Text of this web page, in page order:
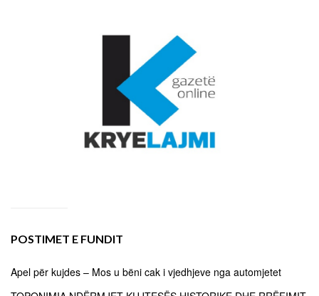
POSTIMET E FUNDIT
Apel për kujdes – Mos u bëni cak i vjedhjeve nga automjetet